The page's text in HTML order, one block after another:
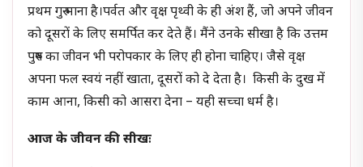
प्रथम गुरु माना है।पर्वत और वृक्ष पृथ्वी के ही अंश हैं, जो अपने जीवन
को दूसरों के लिए समर्पित कर देते हैं। मैंने उनके सीखा है कि उत्तम
पुरुष का जीवन भी परोपकार के लिए ही होना चाहिए। जैसे वृक्ष
अपना फल स्वयं नहीं खाता, दूसरों को दे देता है। किसी के दुख में
काम आना, किसी को आसरा देना – यही सच्चा धर्म है।
आज के जीवन की सीखः